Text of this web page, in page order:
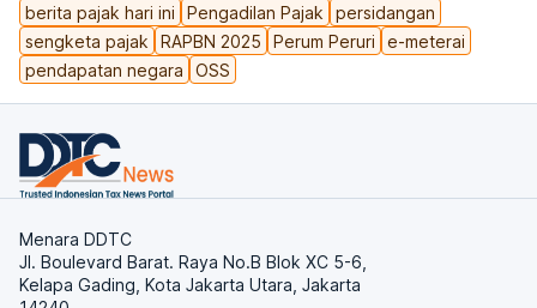
berita pajak hari ini Pengadilan Pajak
persidangan
sengketa pajak
RAPBN 2025 Perum Peruri
e-meterai
pendapatan negara
OSS
Menara DDTC
Jl. Boulevard Barat. Raya No.B Blok XC 5-6,
Kelapa Gading, Kota Jakarta Utara, Jakarta